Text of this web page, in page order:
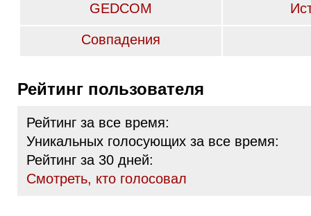
GEDCOM
Совпадения
Рейтинг пользователя
Рейтинг за все время:
Уникальных голосующих за все время:
Рейтинг за 30 дней:
Cмотреть, кто голосовал